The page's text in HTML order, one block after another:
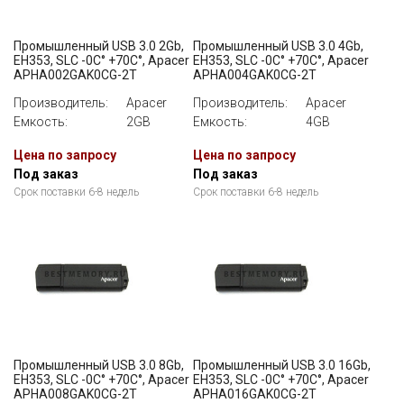
Промышленный USB 3.0 2Gb,
EH353, SLC -0C° +70C°, Apacer
APHA002GAK0CG-2T
Производитель:
Apacer
Емкость:
2GB
Цена по запросу
Под заказ
Срок поставки 6-8 недель
Промышленный USB 3.0 4Gb,
EH353, SLC -0C° +70C°, Apacer
APHA004GAK0CG-2T
Производитель:
Apacer
Емкость:
4GB
Цена по запросу
Под заказ
Срок поставки 6-8 недель
Промышленный USB 3.0 8Gb,
EH353, SLC -0C° +70C°, Apacer
APHA008GAK0CG-2T
Промышленный USB 3.0 16Gb,
EH353, SLC -0C° +70C°, Apacer
APHA016GAK0CG-2T